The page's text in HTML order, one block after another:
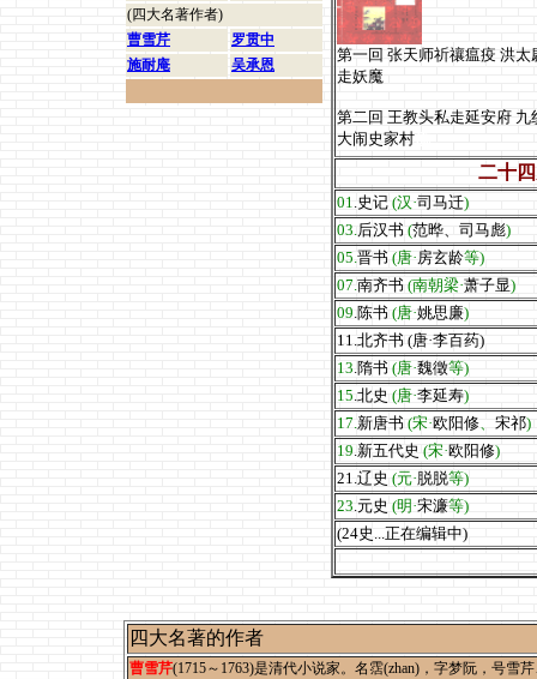
(四大名著作者)
曹雪芹
罗贯中
施耐庵
吴承恩
第一回 张天师祈禳瘟疫 洪太
走妖魔
第二回 王教头私走延安府 九
大闹史家村
二十
01.史记 (汉·司马迁)
03.后汉书 (范晔、司马彪)
05.晋书 (唐·房玄龄等)
07.南齐书 (南朝梁·萧子显)
09.陈书 (唐·姚思廉)
11.北齐书 (唐·李百药)
13.隋书 (唐·魏徵等)
15.北史 (唐·李延寿)
17.新唐书 (宋·欧阳修、 宋祁)
19.新五代史 (宋·欧阳修)
21.辽史 (元·脱脱等)
23.元史 (明·宋濂等)
(24史...正在编辑中)
四大名著的作者
曹雪芹(1715～1763)是清代小说家。名霑(zhan)，字梦阮，号雪